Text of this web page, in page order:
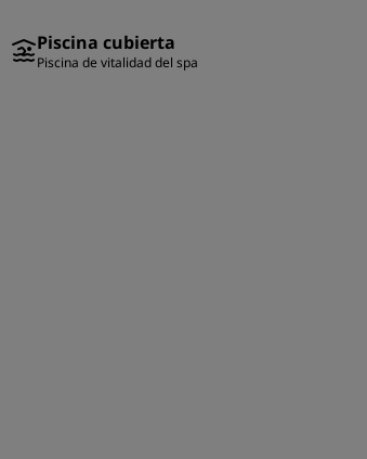
Piscina cubierta
Piscina de vitalidad del spa